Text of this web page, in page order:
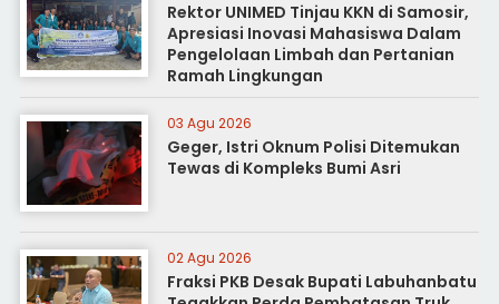
Rektor UNIMED Tinjau KKN di Samosir,
Apresiasi Inovasi Mahasiswa Dalam
Pengelolaan Limbah dan Pertanian
Ramah Lingkungan
03 Agu 2026
Geger, Istri Oknum Polisi Ditemukan
Tewas di Kompleks Bumi Asri
02 Agu 2026
Fraksi PKB Desak Bupati Labuhanbatu